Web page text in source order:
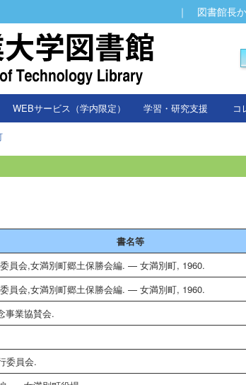
｜ 図書館長
WEBサービス（学内限定） 学習・研究支援 コ
書名等
員会,女満別町郷土保勝会編. — 女満別町, 1960.
員会,女満別町郷土保勝会編. — 女満別町, 1960.
事業協賛会.
委員会.